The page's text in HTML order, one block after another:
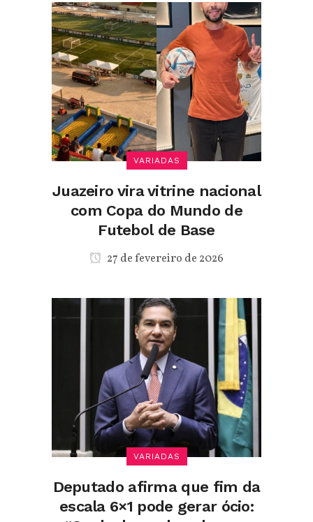
VARIADAS
Juazeiro vira vitrine nacional
com Copa do Mundo de
Futebol de Base
27 de fevereiro de 2026
VARIADAS
Deputado afirma que fim da
escala 6×1 pode gerar ócio: